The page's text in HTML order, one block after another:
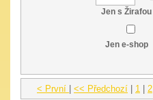
Jen s Žirafou
Jen e-shop
< První << Předchozí 1 2